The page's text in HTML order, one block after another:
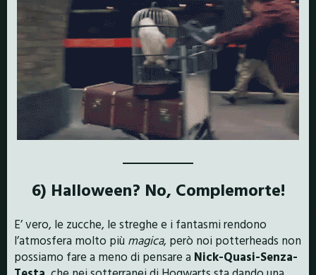
6) Halloween? No, Complemorte!
E’ vero, le zucche, le streghe e i fantasmi rendono
l’atmosfera molto più magica, però noi potterheads non
possiamo fare a meno di pensare a Nick-Quasi-Senza-